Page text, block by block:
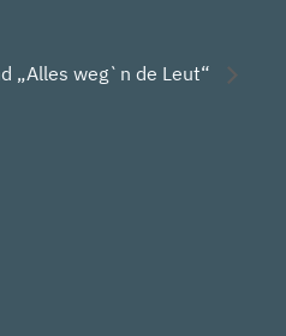
„Alles weg`n de Leut“